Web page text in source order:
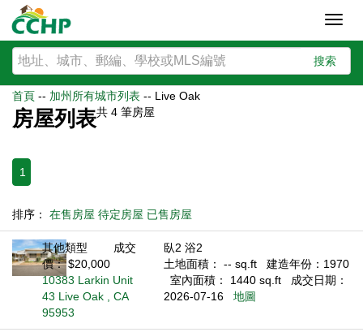
搜索
首頁 -- 加州所有城市列表 -- Live Oak
房屋列表共 4 筆房屋
1
排序： 在售房屋 待定房屋 已售房屋
其他類型
成交
價： $20,000
10383 Larkin Unit
43 Live Oak , CA
95953
臥2 浴2
土地面積： -- sq.ft
建造年份：1970
室內面積： 1440 sq.ft
成交日期：
2026-07-16
地圖